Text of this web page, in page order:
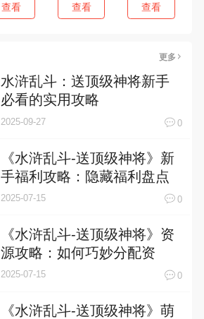
查看 查看 查看
更多
水浒乱斗：送顶级神将新手
必看的实用攻略
2025-09-27 0
《水浒乱斗-送顶级神将》新
手福利攻略：隐藏福利盘点
2025-07-15 0
《水浒乱斗-送顶级神将》资
源攻略：如何巧妙分配资
源，打造最强阵容
2025-07-15 0
《水浒乱斗-送顶级神将》萌